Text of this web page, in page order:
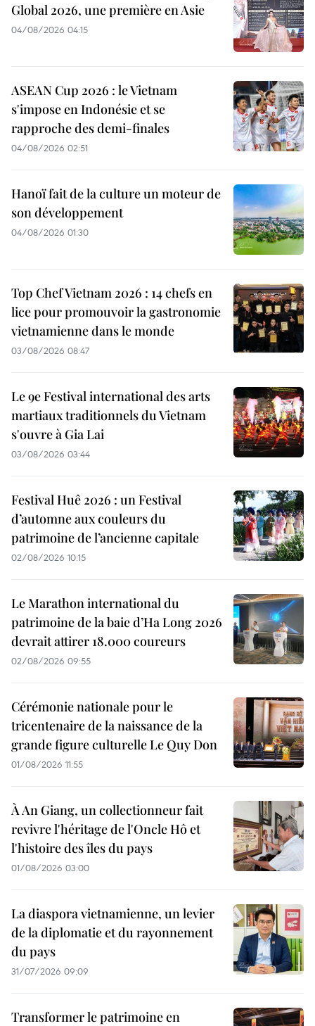
Global 2026, une première en Asie
04/08/2026 04:15
ASEAN Cup 2026 : le Vietnam
s'impose en Indonésie et se
rapproche des demi-finales
04/08/2026 02:51
Hanoï fait de la culture un moteur de
son développement
04/08/2026 01:30
Top Chef Vietnam 2026 : 14 chefs en
lice pour promouvoir la gastronomie
vietnamienne dans le monde
03/08/2026 08:47
Le 9e Festival international des arts
martiaux traditionnels du Vietnam
s'ouvre à Gia Lai
03/08/2026 03:44
Festival Huê 2026 : un Festival
d’automne aux couleurs du
patrimoine de l’ancienne capitale
02/08/2026 10:15
Le Marathon international du
patrimoine de la baie d’Ha Long 2026
devrait attirer 18.000 coureurs
02/08/2026 09:55
Cérémonie nationale pour le
tricentenaire de la naissance de la
grande figure culturelle Le Quy Don
01/08/2026 11:55
À An Giang, un collectionneur fait
revivre l'héritage de l'Oncle Hô et
l'histoire des îles du pays
01/08/2026 03:00
La diaspora vietnamienne, un levier
de la diplomatie et du rayonnement
du pays
31/07/2026 09:09
Transformer le patrimoine en